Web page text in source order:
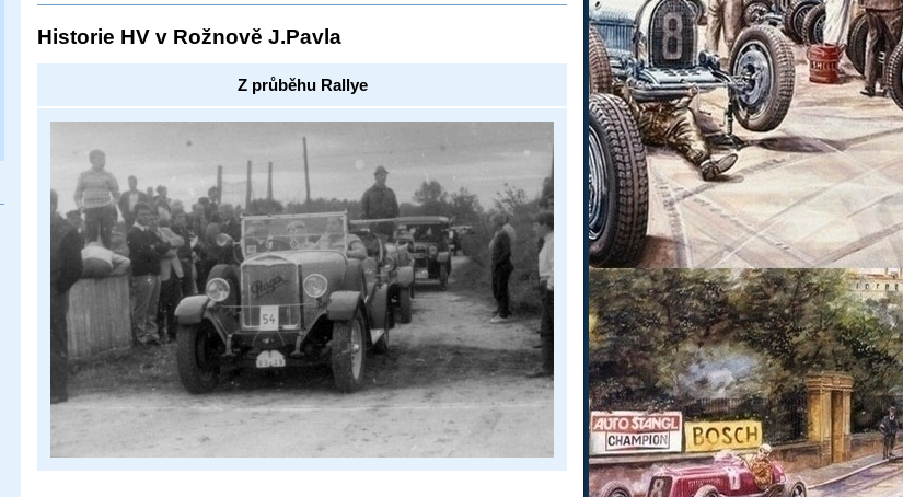
Historie HV v Rožnově J.Pavla
Z průběhu Rallye